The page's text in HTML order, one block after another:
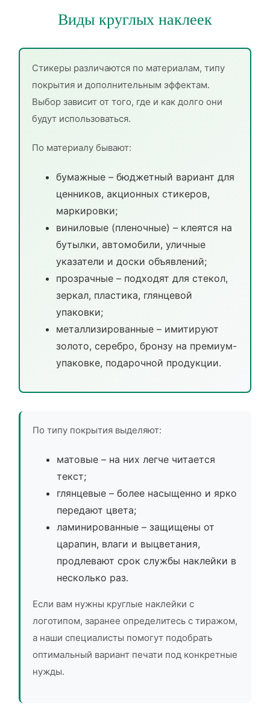
Виды круглых наклеек
Стикеры различаются по материалам, типу
покрытия и дополнительным эффектам.
Выбор зависит от того, где и как долго они
будут использоваться.
По материалу бывают:
бумажные – бюджетный вариант для
ценников, акционных стикеров,
маркировки;
виниловые (пленочные) – клеятся на
бутылки, автомобили, уличные
указатели и доски объявлений;
прозрачные – подходят для стекол,
зеркал, пластика, глянцевой
упаковки;
металлизированные – имитируют
золото, серебро, бронзу на премиум-
упаковке, подарочной продукции.
По типу покрытия выделяют:
матовые – на них легче читается
текст;
глянцевые – более насыщенно и ярко
передают цвета;
ламинированные – защищены от
царапин, влаги и выцветания,
продлевают срок службы наклейки в
несколько раз.
Если вам нужны круглые наклейки с
логотипом, заранее определитесь с тиражом,
а наши специалисты помогут подобрать
оптимальный вариант печати под конкретные
нужды.